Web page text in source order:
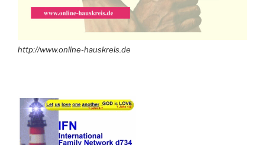
http://www.online-hauskreis.de